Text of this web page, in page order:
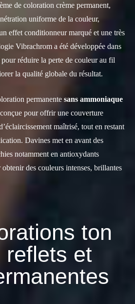
de coloration crème permanent,
uniforme de la couleur,
effet conditionneur marqué et une très
Vibrachrom a été développée dans
réduire la perte de couleur au fil
la qualité globale du résultat.
permanente sans ammoniaque
pour offrir une couverture
maîtrisé, tout en restant
Davines met en avant des
notamment en antioxydants
des couleurs intenses, brillantes
ton
reflets et